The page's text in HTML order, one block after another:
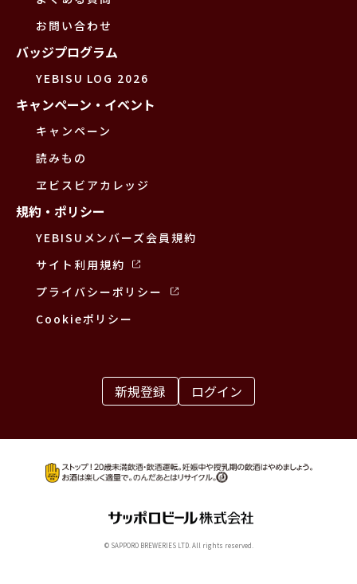
お問い合わせ
バッジプログラム
YEBISU LOG 2026
キャンペーン・イベント
キャンペーン
読みもの
ヱビスビアカレッジ
規約・ポリシー
YEBISUメンバーズ会員規約
サイト利用規約
プライバシーポリシー
Cookieポリシー
新規登録 ログイン
© SAPPORO BREWERIES LTD. All rights reserved.